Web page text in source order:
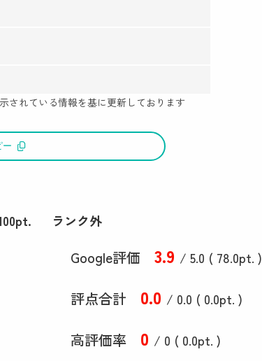
されている情報を基に更新しております
ー
ランク外
Google評価 3.9 / 5.0 ( 78.0pt. )
評点合計 0.0 / 0.0 ( 0.0pt. )
高評価率 0 / 0 ( 0.0pt. )